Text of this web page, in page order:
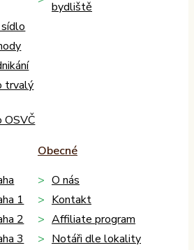
trvalý
OSVČ
bydliště
1
2
3
Obecné
O nás
Kontakt
Affiliate program
Notáři dle lokality